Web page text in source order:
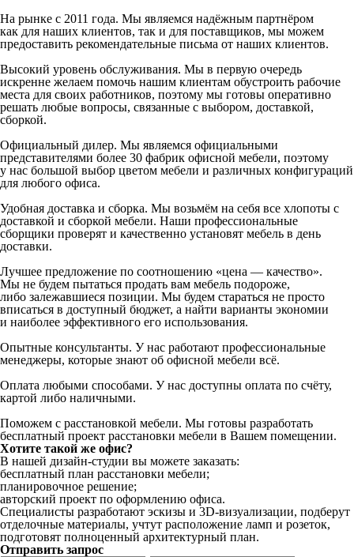
На рынке с 2011 года. Мы являемся надёжным партнёром
как для наших клиентов, так и для поставщиков, мы можем
предоставить рекомендательные письма от наших клиентов.
Высокий уровень обслуживания. Мы в первую очередь
искренне желаем помочь нашим клиентам обустроить рабочие
места для своих работников, поэтому мы готовы оперативно
решать любые вопросы, связанные с выбором, доставкой,
сборкой.
Официальный дилер. Мы являемся официальными
представителями более 30 фабрик офисной мебели, поэтому
у нас большой выбор цветом мебели и различных конфигураций
для любого офиса.
Удобная доставка и сборка. Мы возьмём на себя все хлопоты с
доставкой и сборкой мебели. Наши профессиональные
сборщики проверят и качественно установят мебель в день
доставки.
Лучшее предложение по соотношению «цена — качество».
Мы не будем пытаться продать вам мебель подороже,
либо залежавшиеся позиции. Мы будем стараться не просто
вписаться в доступный бюджет, а найти варианты экономии
и наиболее эффективного его использования.
Опытные консультанты. У нас работают профессиональные
менеджеры, которые знают об офисной мебели всё.
Оплата любыми способами. У нас доступны оплата по счёту,
картой либо наличными.
Поможем с расстановкой мебели. Мы готовы разработать
бесплатный проект расстановки мебели в Вашем помещении.
Хотите такой же офис?
В нашей дизайн-студии вы можете заказать:
бесплатный план расстановки мебели;
планировочное решение;
авторский проект по оформлению офиса.
Специалисты разработают эскизы и 3D-визуализации, подберут
отделочные материалы, учтут расположение ламп и розеток,
подготовят полноценный архитектурный план.
Отправить запрос